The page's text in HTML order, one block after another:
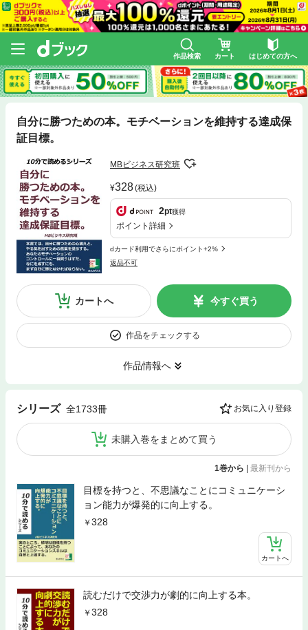
作品検索 カート はじめての方へ
自分に勝つための本。モチベーションを維持する達成保
証目標。
MBビジネス研究班
328(税込)
2pt獲得
ポイント詳細
dカード利用でさらにポイント+2%
返品不可
カートへ 今すぐ買う
作品をチェックする
作品情報へ
シリーズ 全1733冊 お気に入り登録
未購入巻をまとめて買う
1巻から 最新刊から
目標を持つと、不思議なことにコミュニケーシ
ョン能力が爆発的に向上する。
328
カートへ
読むだけで交渉力が劇的に向上する本。
328